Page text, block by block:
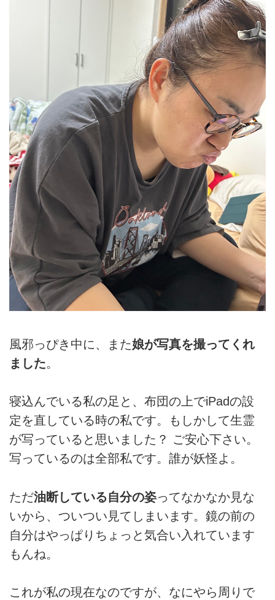
風邪っぴき中に、また娘が写真を撮ってくれ
ました。
寝込んでいる私の足と、布団の上でiPadの設
定を直している時の私です。もしかして生霊
が写っていると思いました？ ご安心下さい。
写っているのは全部私です。誰が妖怪よ。
ただ油断している自分の姿ってなかなか見な
いから、ついつい見てしまいます。鏡の前の
自分はやっぱりちょっと気合い入れています
もんね。
これが私の現在なのですが、なにやら周りで